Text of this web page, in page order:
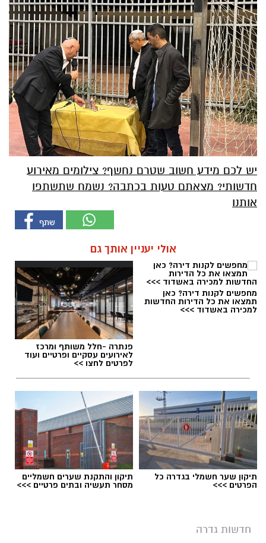
יש לכם מידע חשוב שטרם נחשף? צילומים מאירוע
חדשותי? מצאתם טעות בכתבה? נשמח שתשתפו
אותנו
אולי יעניין אותך גם
מחפשים לקנות דירה? כאן
תמצאו את כל הדירות החדשות
למכירה באשדוד >>>
פנתרה -חלל משותף ומרכז
לאירועים עסקיים ופרטיים ועוד
לפרטים לחצו >>
תיקון שער חשמלי בגדרה כל
הפרטים >>>
תיקון והתקנת שערים חשמליים
מסחר תעשיה ובתים פרטיים >>>
חדשות גדרה